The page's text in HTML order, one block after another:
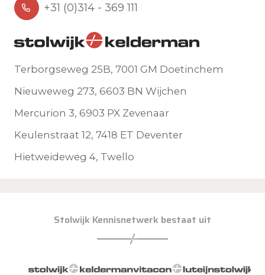
+31 (0)314 - 369 111
Terborgseweg 25B, 7001 GM Doetinchem
Nieuweweg 273, 6603 BN Wijchen
Mercurion 3, 6903 PX Zevenaar
Keulenstraat 12, 7418 ET Deventer
Hietweideweg 4, Twello
Stolwijk Kennisnetwerk bestaat uit